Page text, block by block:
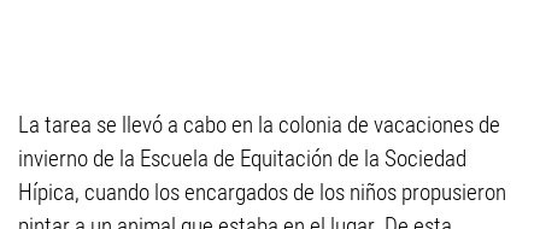
La tarea se llevó a cabo en la colonia de vacaciones de
invierno de la Escuela de Equitación de la Sociedad
Hípica, cuando los encargados de los niños propusieron